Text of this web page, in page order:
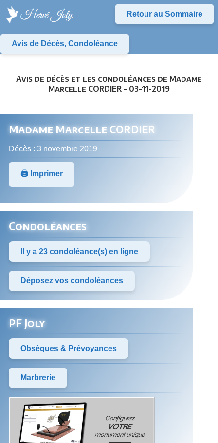
Retour au Sommaire
Avis de Décès, Condoléance
Avis de décès et les condoléances de Madame
Marcelle CORDIER - 03-11-2019
Madame Marcelle CORDIER
Décès : 3 novembre 2019
🖨️ Imprimer
Condoléances
Il y a 23 condoléance(s) en ligne
Déposez vos condoléances
PF Joly
Obsèques & Prévoyances
Marbrerie